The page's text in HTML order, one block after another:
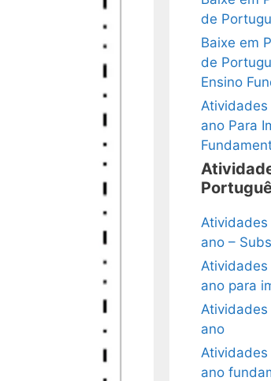
de
Baixe em
de
Ensino
Atividades
ano Para
Atividades
ano –
Atividades
ano para
Atividades
ano
ano